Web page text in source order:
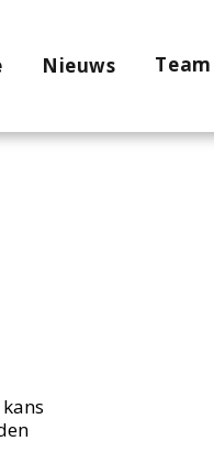
Nieuws Team